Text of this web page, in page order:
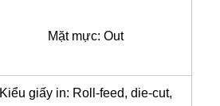
Mặt mực: Out
Kiểu giấy in: Roll-feed, die-cut,